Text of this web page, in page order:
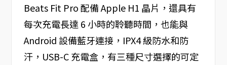
Beats Fit Pro 配備 Apple H1 晶片，還具有
每次充電長達 6 小時的聆聽時間，也能與
Android 設備藍牙連接，IPX4 級防水和防
汗，USB-C 充電盒，有三種尺寸選擇的可定